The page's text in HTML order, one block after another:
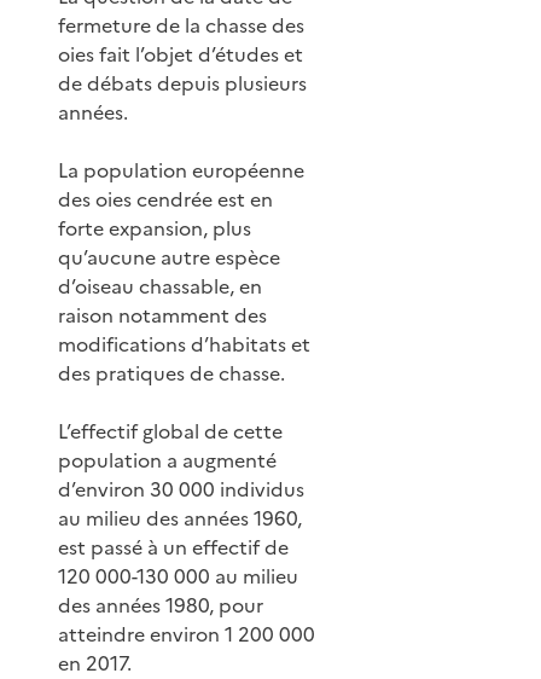
fermeture de la chasse des
oies fait l’objet d’études et
de débats depuis plusieurs
années.
La population européenne
des oies cendrée est en
forte expansion, plus
qu’aucune autre espèce
d’oiseau chassable, en
raison notamment des
modifications d’habitats et
des pratiques de chasse.
L’effectif global de cette
population a augmenté
d’environ 30 000 individus
au milieu des années 1960,
est passé à un effectif de
120 000-130 000 au milieu
des années 1980, pour
atteindre environ 1 200 000
en 2017.